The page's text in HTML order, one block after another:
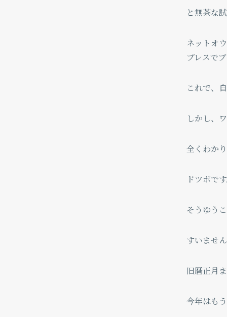
と無茶な試
ネットオ
プレスで
これで、
しかし、
全くわかり
ドツボです
そうゆう
すいません
旧暦正月
今年はも